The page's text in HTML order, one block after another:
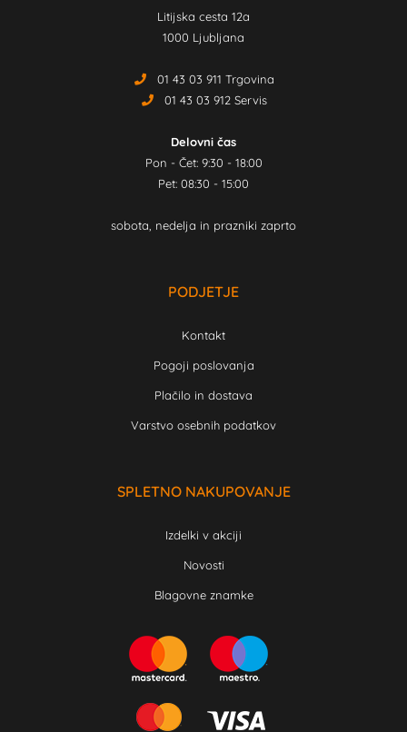
Litijska cesta 12a
1000 Ljubljana
01 43 03 911 Trgovina
01 43 03 912 Servis
Delovni čas
Pon - Čet: 9:30 - 18:00
Pet: 08:30 - 15:00
sobota, nedelja in prazniki zaprto
PODJETJE
Kontakt
Pogoji poslovanja
Plačilo in dostava
Varstvo osebnih podatkov
SPLETNO NAKUPOVANJE
Izdelki v akciji
Novosti
Blagovne znamke